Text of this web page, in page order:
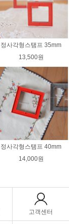
정사각형스탬프 35mm
13,500원
정사각형스탬프 40mm
14,000원
고객센터